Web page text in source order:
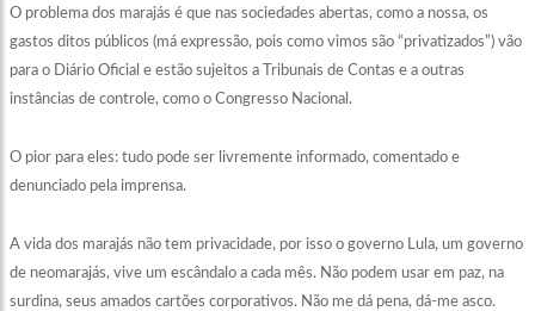
O problema dos marajás é que nas sociedades abertas, como a nossa, os
gastos ditos públicos (má expressão, pois como vimos são “privatizados”) vão
para o Diário Oficial e estão sujeitos a Tribunais de Contas e a outras
instâncias de controle, como o Congresso Nacional.
O pior para eles: tudo pode ser livremente informado, comentado e
denunciado pela imprensa.
A vida dos marajás não tem privacidade, por isso o governo Lula, um governo
de neomarajás, vive um escândalo a cada mês. Não podem usar em paz, na
surdina, seus amados cartões corporativos. Não me dá pena, dá-me asco.